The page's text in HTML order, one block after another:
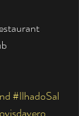
#IlhadoSal